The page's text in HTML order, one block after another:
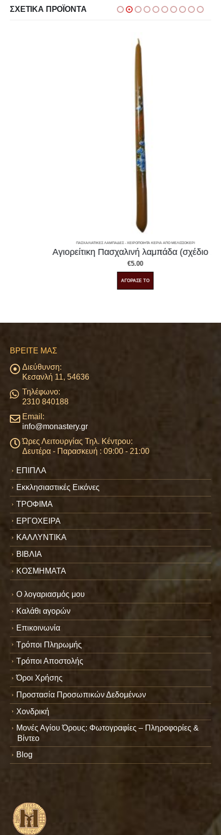
ΣΧΕΤΙΚΆ ΠΡΟΪΌΝΤΑ
ΠΑΣΧΑΛΙΆΤΙΚΕΣ ΛΑΜΠΆΔΕΣ - ΧΕΙΡΟΠΟΊΗΤΑ ΚΕΡΙΆ ΑΠΌ ΜΕΛΙΣΣΟΚΈΡΙ
Αγιορείτικη Πασχαλινή λαμπάδα (σχέδιο 2)
ΑΓΟΡΑΣΕ ΤΟ
Αυτό το προϊόν έχει πολλαπλές παραλλαγές. Οι επιλογές μπορούν να επιλεγούν στη σελίδα του προϊόντος
ΒΡΕΊΤΕ ΜΑΣ
Διεύθυνση:
Κεσανλή 11, 54636
Τηλέφωνο:
2310 840188
Email:
info@monastery.gr
Ώρες Λειτουργίας Τηλ. Κέντρου:
Δευτέρα - Παρασκευή : 09:00 - 21:00
ΕΠΙΠΛΑ
Εκκλησιαστικές Εικόνες
ΤΡΟΦΙΜΑ
ΕΡΓΟΧΕΙΡΑ
ΚΑΛΛΥΝΤΙΚΑ
ΒΙΒΛΙΑ
ΚΟΣΜΗΜΑΤΑ
Ο λογαριασμός μου
Καλάθι αγορών
Επικοινωνία
Τρόποι Πληρωμής
Τρόποι Αποστολής
Όροι Χρήσης
Προστασία Προσωπικών Δεδομένων
Χονδρική
Μονές Αγίου Όρους: Φωτογραφίες – Πληροφορίες &
Βίντεο
Blog